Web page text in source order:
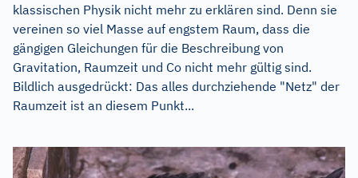
klassischen Physik nicht mehr zu erklären sind. Denn sie
vereinen so viel Masse auf engstem Raum, dass die
gängigen Gleichungen für die Beschreibung von
Gravitation, Raumzeit und Co nicht mehr gültig sind.
Bildlich ausgedrückt: Das alles durchziehende "Netz" der
Raumzeit ist an diesem Punkt...